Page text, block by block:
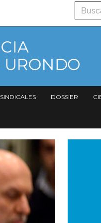
Buscar
SINDICALES DOSSIER